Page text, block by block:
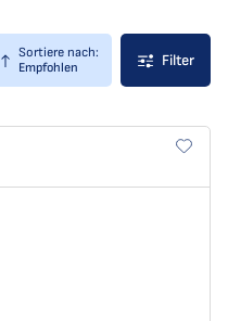
Sortiere nach:
Empfohlen
Filter